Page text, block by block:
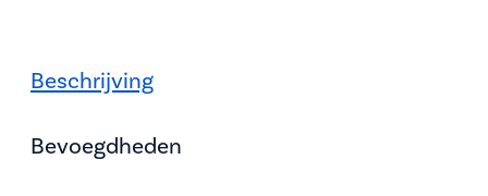
Beschrijving
Bevoegdheden